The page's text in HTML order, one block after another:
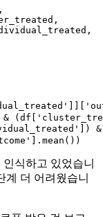
& (df[
])
식하고 있었습니
계 더 어려웠습니